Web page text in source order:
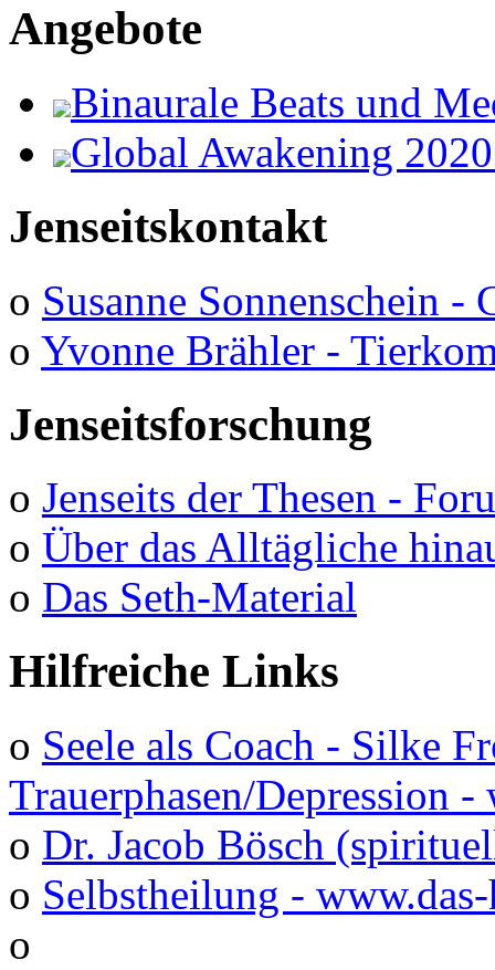
Angebote
Binaurale Beats und
Global Awakening
Jenseitskontakt
o Susanne Sonnenschein -
o Yvonne Brähler -
Jenseitsforschung
o Jenseits der Thesen -
o Über das Alltägliche
o Das Seth-Material
Hilfreiche Links
o Seele als Coach - Silke
Trauerphasen/Depression
o Dr. Jacob Bösch
o Selbstheilung -
o